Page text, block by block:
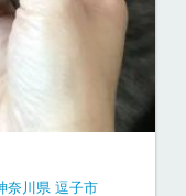
奈川県 逗子市